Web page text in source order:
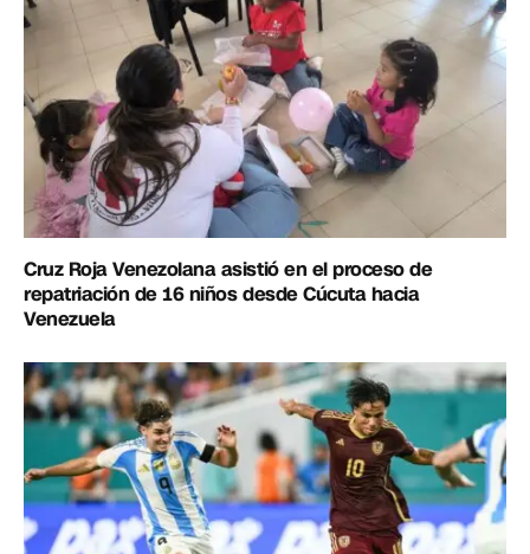
Cruz Roja Venezolana asistió en el proceso de
repatriación de 16 niños desde Cúcuta hacia
Venezuela